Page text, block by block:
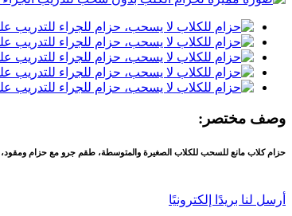
وصف مختصر:
حزام كلاب مانع للسحب للكلاب الصغيرة والمتوسطة، طقم جرو مع حزام
أرسل لنا بريدًا إلكترونيًا